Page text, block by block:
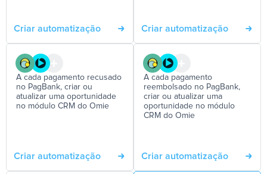
Criar automatização Criar automatização
A cada pagamento recusado
no PagBank, criar ou
atualizar uma oportunidade
no módulo CRM do Omie
Criar automatização
A cada pagamento
reembolsado no PagBank,
criar ou atualizar uma
oportunidade no módulo
CRM do Omie
Criar automatização